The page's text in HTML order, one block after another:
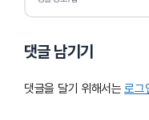
댓글 남기기
댓글을 달기 위해서는로그